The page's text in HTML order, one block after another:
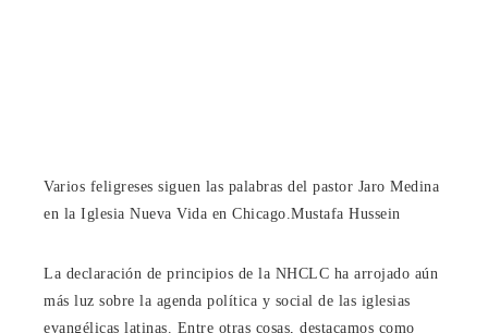
Varios feligreses siguen las palabras del pastor Jaro Medina
en la Iglesia Nueva Vida en Chicago. Mustafa Hussein
La declaración de principios de la NHCLC ha arrojado aún
más luz sobre la agenda política y social de las iglesias
evangélicas latinas. Entre otras cosas, destacamos como